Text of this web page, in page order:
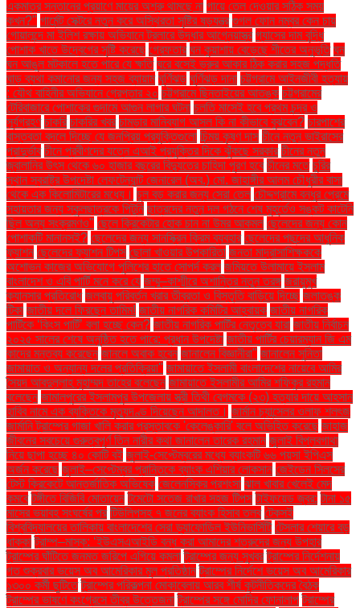
একমাত্র সন্তানের প্রয়াণে মায়ের অশ্রু থামছে না গায়ে তেল দেওয়ার সঠিক সময়
কখন?" গার্মেন্ট সেক্টরে নতুন করে অস্থিরতা সৃষ্টির ষড়যন্ত্র গুগল ফোন নম্বর কেন চায়
গোয়ালন্দে মা ইলিশ রক্ষায় অভিযানে ট্রলারে উদ্ধার আগ্নেয়াস্ত্র গ্যাসের দাম বৃদ্ধি
পোশাক খাতে উদ্বেগের সৃষ্টি করেছে গ্রেফতার ঘন কুয়াশায় বেড়েছে শীতের অনুভূতি ঘন
ঘন আঙুল মটকালে হতে পারে যে ক্ষতি ঘরে বসেই ভ্রুর আকার ঠিক করার সহজ পদ্ধতি
ঘাড় ব্যথা কমানোর জন্য সহজ ব্যায়াম ঘূর্ণিঝড় ঘূর্ণিঝড় দানা চট্টগ্রামে আইনজীবী হত্যায়
: যৌথ বাহিনীর অভিযানে গ্রেপ্তার ২০ চট্টগ্রামে ছিনতাইয়ের আতঙ্ক চট্টগ্রামের
টেরিবাজারে পোশাকের গুদামে আগুন লাগার ঘটনা চলতি মাসেই হবে প্রথম চন্দ্র ও
সূর্যগ্রহণ চাকরি চাকরির খবর চামড়ার মানিব্যাগ আসল কি না কীভাবে বুঝবেন? চারপাশের
বাস্তবতা বদলে দিচ্ছে যে জনপ্রিয় প্রযুক্তিগুলো চিন্ময় কৃষ্ণ দাস চীনে নতুন ভাইরাসের
প্রাদুর্ভাব চীনে প্রবীণদের যত্নে এআই প্রযুক্তির দিকে ঝুঁকছে সরকার চীনের নতুন
জ্বালানির উৎস থেকে ৬০ হাজার বছরের বিদ্যুতের চাহিদা পূরণ হবে চীনের মতে চুরির
স্থান স্বরাষ্ট্র উপদেষ্টা লেফটেন্যান্ট জেনারেল (অব.) মো. জাহাঙ্গীর আলম চৌধুরীর বাসা
থেকে এক কিলোমিটারের মধ্যে। চুল বড় করার জন্য সেরা তেল চৌদ্দগ্রামে বন্ধুর প্রেমে
সহায়তার জন্য স্কুলছাত্রকে পিটুনি ছাত্রদের নতুন দল গঠনে শেষ মুহূর্তেও সঙ্কট কাটেনি
ছিল অন্য সংক্রমণও" ছেলে ক্রিকেটার হোক চান না উমর আকমল ছেলেদের জন্য কোন
পোশাকটি মানানসই? ছেলেদের জন্য সানস্ক্রিন ক্রিম ব্যবহার ছেলেদের পছন্দের আধুনিক
ফ্যাশন ছেলেদের ফ্যাশন টিপস ছোলা খাওয়ার উপকারিতা জনতা মাদ্রাসাশিক্ষককে
অশোভন কাজের অভিযোগে পুলিশের হাতে সোপর্দ করল জমিয়তে উলামায়ে ইসলাম
বাংলাদেশ ও এবি পার্টি মনে করে যে জম্মু–কাশ্মীরে অশান্তির নতুন তরঙ্গ জরায়ুমুখ
ক্যানসার প্রতিরোধ জলবায়ু পরিবর্তন খরার তীব্রতা ও বিস্তৃতি বাড়িয়ে দিচ্ছে জলাতঙ্ক
টিকা জাতীয় দলে ফিরছেন তামিম! জাতীয় নাগরিক কমিটির আহ্বায়ক জাতীয় নাগরিক
পার্টিকে ‘কিংস পার্টি’ বলা হচ্ছে কেন? জাতীয় নাগরিক পার্টির নেতৃত্বে যারা জাতীয় নির্বাচন
২০২৫ সালের শেষে অনুষ্ঠিত হতে পারে: প্রধান উপদেষ্টা জাতীয় পার্টির চেয়ারম্যান জি এম
কাদের মন্তব্য করেছেন জানলে অবাক হবেন জানালেন বিজ্ঞানীরা" জানালেন সুনিতা
জামায়াত ও অন্যান্য দলের প্রতিক্রিয়া'' জামায়াতে ইসলামী বাংলাদেশের নায়েবে আমির
সৈয়দ আবদুল্লাহ মুহাম্মদ তাহের বলেছেন জামায়াতে ইসলামীর আমির শফিকুর রহমান
বলেছেন জামালপুরের ইসলামপুর উপজেলায় স্ত্রী তিথী বেগমকে (২৩) হত্যার দায়ে আহসান
হাবিব নামে এক ব্যক্তিকে মৃত্যুদণ্ড দিয়েছেন আদালত। জার্মান চ্যান্সেলর ওলাফ শলৎজ
জার্মানি ট্রাম্পের গাজা খালি করার প্রস্তাবকে 'কেলেঙ্কারি' বলে অভিহিত করেছে জাহাজ
জীবনের সবচেয়ে গুরুত্বপূর্ণ তিন নারীর কথা জানালেন তারেক রহমান জুলাই বিপ্লবগাথা
নিয়ে ছাপা হচ্ছে ৪০ কোটি বই জুলাই-সেপ্টেম্বরের মধ্যে ব্যাংকটি ৬৬ পয়সা ইপিএস
অর্জন করেছে জুলাই–সেপ্টেম্বর প্রান্তিকে ব্যাংক এশিয়ার লোকসান জেইডেন সিলসের
টেস্ট ক্রিকেটে আন্তর্জাতিক অভিষেক জেলেনস্কির প্রশংসা ঝাল খাবার খেলেই মেদ
কমবে টঙ্গীতে বিজিবি মোতায়েন টমেটো সতেজ রাখার সহজ টিপস টাইফয়েড জ্বর: টানা ১৫
মাসের ভয়াবহ সংঘর্ষের পর টিউলিপসহ ৭ জনের ব্যাংক হিসাব তলব টেকসই
বিশ্ববিদ্যালয়ের তালিকায় বাংলাদেশের সেরা ড্যাফোডিল ইউনিভার্সিটি টেসলার শেয়ারে বড়
ধাক্কা ট্রাম্প–মাস্ক: ‘ইউএসএআইডি বন্ধ করা আমাদের শত্রুদের জন্য উপহার
ট্রাম্পের ঘাঁটিতে জনমত জরিপে এগিয়ে কমলা ট্রাম্পের জন্য সুখবর ট্রাম্পের নির্দেশনায়
গত শুক্রবার ভয়েস অব আমেরিকার মূল প্রতিষ্ঠান ট্রাম্পের নির্দেশে ভয়েস অব আমেরিকার
১৩০০ কর্মী ছুটিতে ট্রাম্পের পরিকল্পনা মোকাবেলায় আরব শীর্ষ কূটনীতিকদের বৈঠক
ট্রাম্পের ভাষণে কংগ্রেসে তীব্র উত্তেজনা ট্রাম্পের সঙ্গে মোদির ফোনালাপ ট্রাম্পের